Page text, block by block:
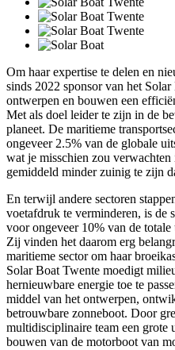
Om haar expertise te delen en
sinds 2022 sponsor van het
ontwerpen en bouwen een
Met als doel leider te zijn in de
planeet. De maritieme
ongeveer 2.5% van de globale
wat je misschien zou
gemiddeld minder zuinig te zijn
En terwijl andere sectoren
voetafdruk te verminderen, is de
voor ongeveer 10% van de
Zij vinden het daarom erg
maritieme sector om haar
Solar Boat Twente moedigt
hernieuwbare energie toe te
middel van het ontwerpen,
betrouwbare zonneboot. Door
multidisciplinaire team een grote
bouwen van de motorboot van